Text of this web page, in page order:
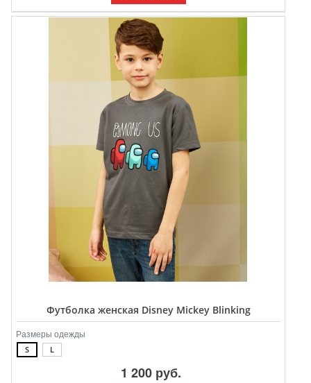
Футболка женская Disney Mickey Blinking
Размеры одежды
S L
1 200 руб.